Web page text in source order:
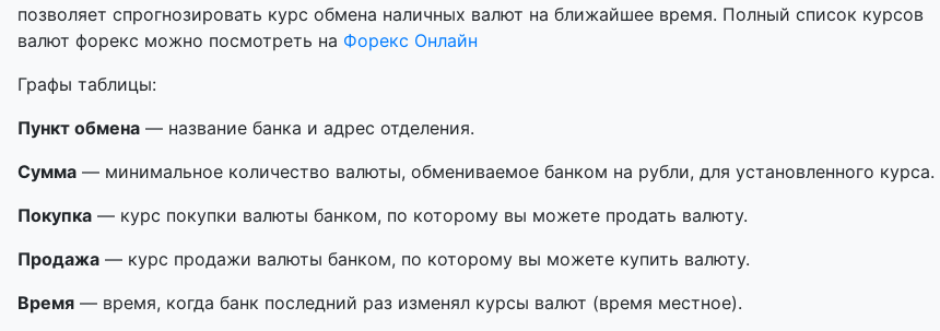
позволяет спрогнозировать курс обмена наличных валют на ближайшее время. Полный список курсов
валют форекс можно посмотреть на Форекс Онлайн
Графы таблицы:
Пункт обмена — название банка и адрес отделения.
Сумма — минимальное количество валюты, обмениваемое банком на рубли, для установленного курса.
Покупка — курс покупки валюты банком, по которому вы можете продать валюту.
Продажа — курс продажи валюты банком, по которому вы можете купить валюту.
Время — время, когда банк последний раз изменял курсы валют (время местное).